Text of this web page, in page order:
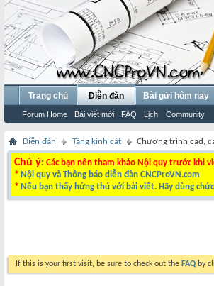
Trang chủ Diễn đàn
Forum Home Bài viết mới FAQ Lịch Community
Bài gửi hôm nay
Diễn đàn Tàng kinh cát Chương trình cad,
Chú ý: Các bạn nên tham khảo Nội quy trước khi
* Nội quy và Thông báo diễn đàn CNCProVN.com
* Nếu bạn thấy hứng thú với bài viết. Hãy dùng
If this is your first visit, be sure to check out the FAQ by